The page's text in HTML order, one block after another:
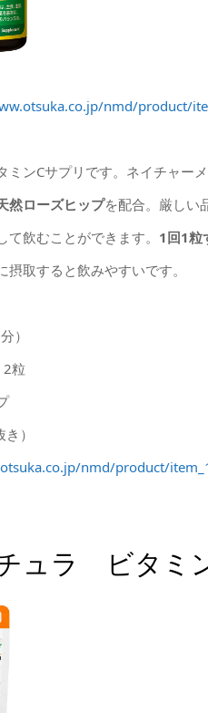
nmd/product/
ミンCサプリです。ネイチャー
然ローズヒップを配合。厳しい
飲むことができます。 1回1粒
取すると飲みやすいです。
）
2粒
）
nmd/product/
ュラ ビタミ